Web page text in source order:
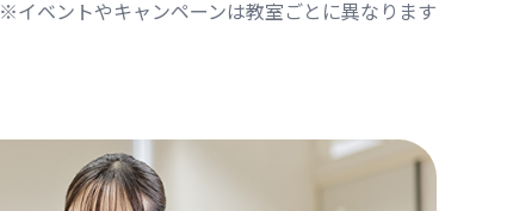
※イベントやキャンペーンは教室ごとに異なります